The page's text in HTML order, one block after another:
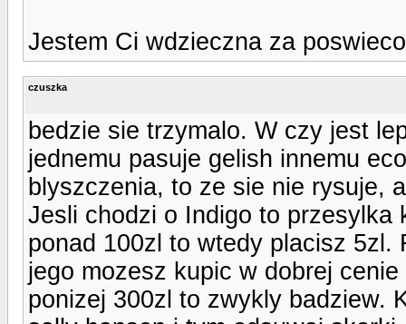
Jestem Ci wdzieczna za
czuszka
bedzie sie trzymalo. W czy jest
jednemu pasuje gelish innemu
blyszczenia, to ze sie nie rysuje,
Jesli chodzi o Indigo to przesylka
ponad 100zl to wtedy placisz
jego mozesz kupic w dobrej
ponizej 300zl to zwykly badziew.